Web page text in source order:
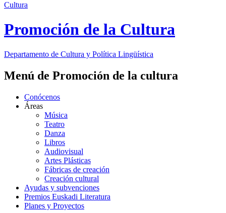
Cultura
Promoción de la Cultura
Departamento de Cultura y Política Lingüística
Menú de Promoción de la cultura
Conócenos
Áreas
Música
Teatro
Danza
Libros
Audiovisual
Artes Plásticas
Fábricas de creación
Creación cultural
Ayudas y subvenciones
Premios Euskadi Literatura
Planes y Proyectos